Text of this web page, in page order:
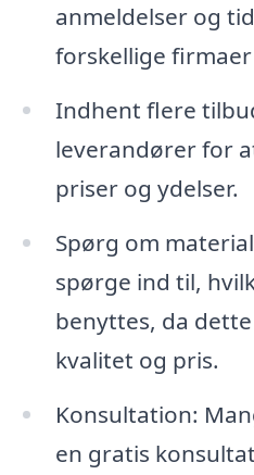
anmeldelser og
forskellige
Indhent flere
leverandører for
priser og ydelser.
Spørg om
spørge ind til,
benyttes, da
kvalitet og pris.
Konsultation:
en gratis